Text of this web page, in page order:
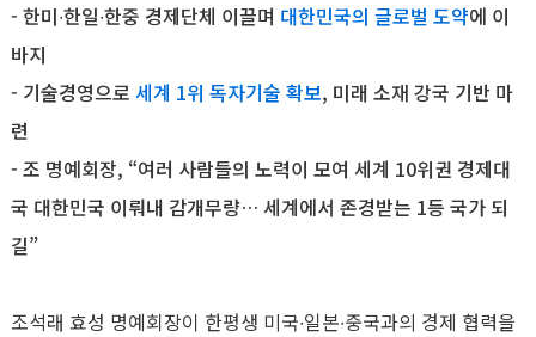
- 한미∙한일∙한중 경제단체 이끌며 대한민국의 글로벌 도약에 이
바지
- 기술경영으로 세계 1위 독자기술 확보, 미래 소재 강국 기반 마
련
- 조 명예회장, “여러 사람들의 노력이 모여 세계 10위권 경제대
국 대한민국 이뤄내 감개무량… 세계에서 존경받는 1등 국가 되
길”
조석래 효성 명예회장이 한평생 미국∙일본∙중국과의 경제 협력을